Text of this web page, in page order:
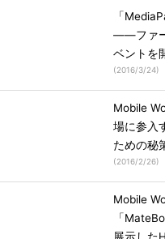
「
――ファー
ベントを
(2016/3/24)
Mobile
場に参入
ための秘
(2016/2/26)
Mobile
「